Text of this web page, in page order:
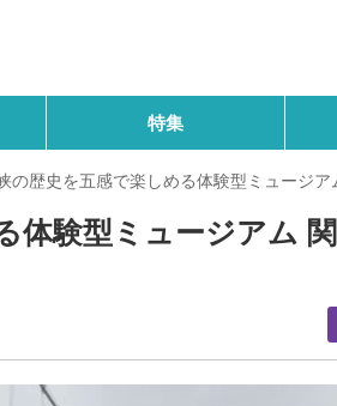
特集
の歴史を五感で楽しめる体験型ミュージア
体験型ミュージアム